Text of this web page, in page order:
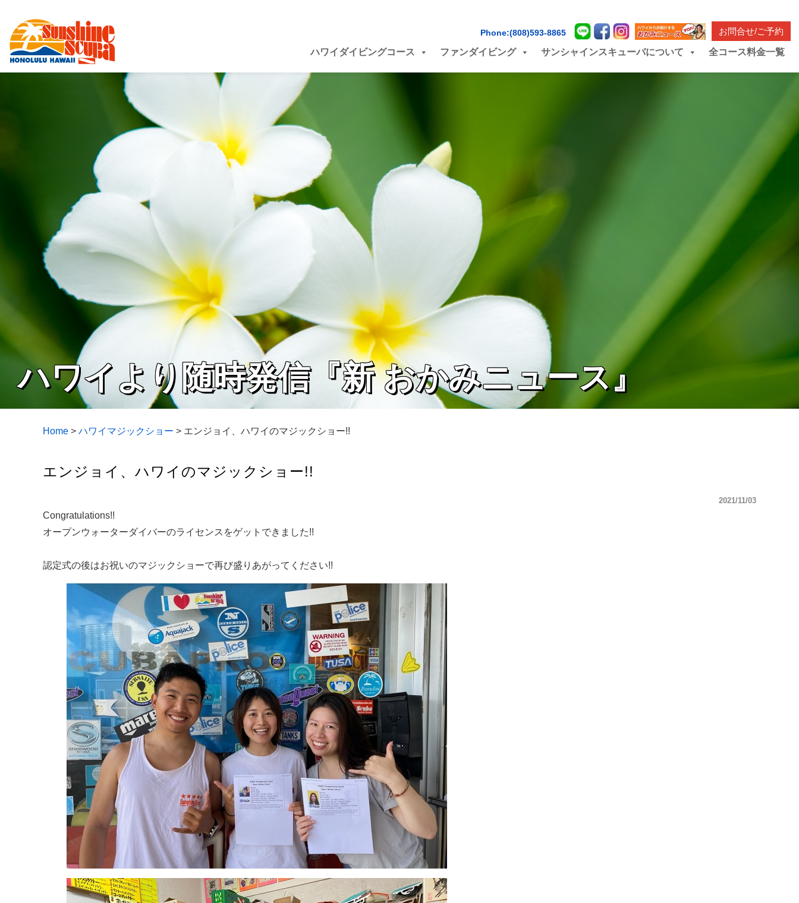
Phone:(808)593-8865 お問合せ/ご予約
ハワイダイビングコース ファンダイビング サンシャインスキューバについて 全コース料金一覧
ハワイより随時発信『新 おかみニュース』
Home > ハワイマジックショー > エンジョイ、ハワイのマジックショー!!
エンジョイ、ハワイのマジックショー!!
2021/11/03
Congratulations!!
オープンウォーターダイバーのライセンスをゲットできました!!
認定式の後はお祝いのマジックショーで再び盛りあがってください!!